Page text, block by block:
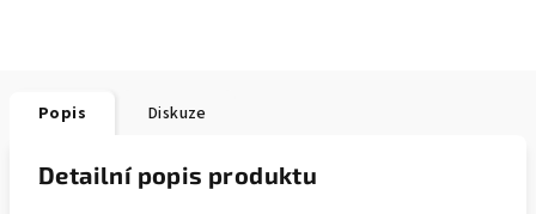
Popis Diskuze
Detailní popis produktu